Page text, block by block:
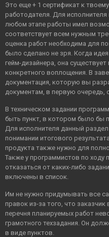
Это еще + 1 сертификат к
работодателя. Для
любом этапе работы имел
соответствует всем нужным
оценка работ необходима для
было сделано не зря. Когда
гейм-дизайнера, она
конкретного воплощения. В
документация, которую вы
документам, в первую очередь,
В техническом задании
быть пункт, в котором было бы
Для исполнителя данный
понимании итогового
продукта также нужно для
Также у программистов по ходу
отказаться от каких-либо
включены в список.
Им не нужно придумывать все
правок из-за того, что
перечня планируемых работ
грамотного техзадания. Он
в виде пунктов.